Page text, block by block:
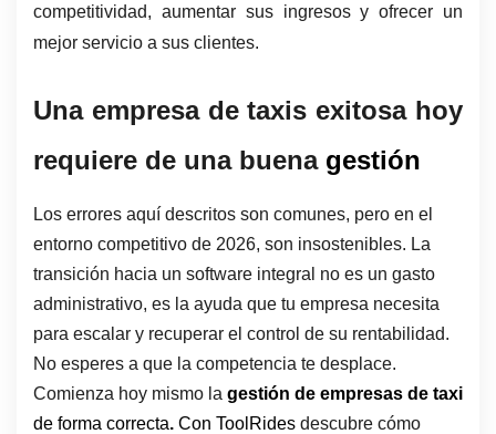
competitividad, aumentar sus ingresos y ofrecer un
mejor servicio a sus clientes.
Una empresa de taxis exitosa hoy
requiere de una buena gestión
Los errores aquí descritos son comunes, pero en el
entorno competitivo de 2026, son insostenibles. La
transición hacia un software integral no es un gasto
administrativo, es la ayuda que tu empresa necesita
para escalar y recuperar el control de su rentabilidad.
No esperes a que la competencia te desplace.
Comienza hoy mismo la gestión de empresas de taxi
de forma correcta. Con ToolRides descubre cómo